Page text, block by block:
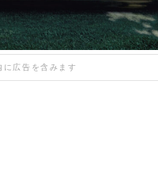
に広告を含みます